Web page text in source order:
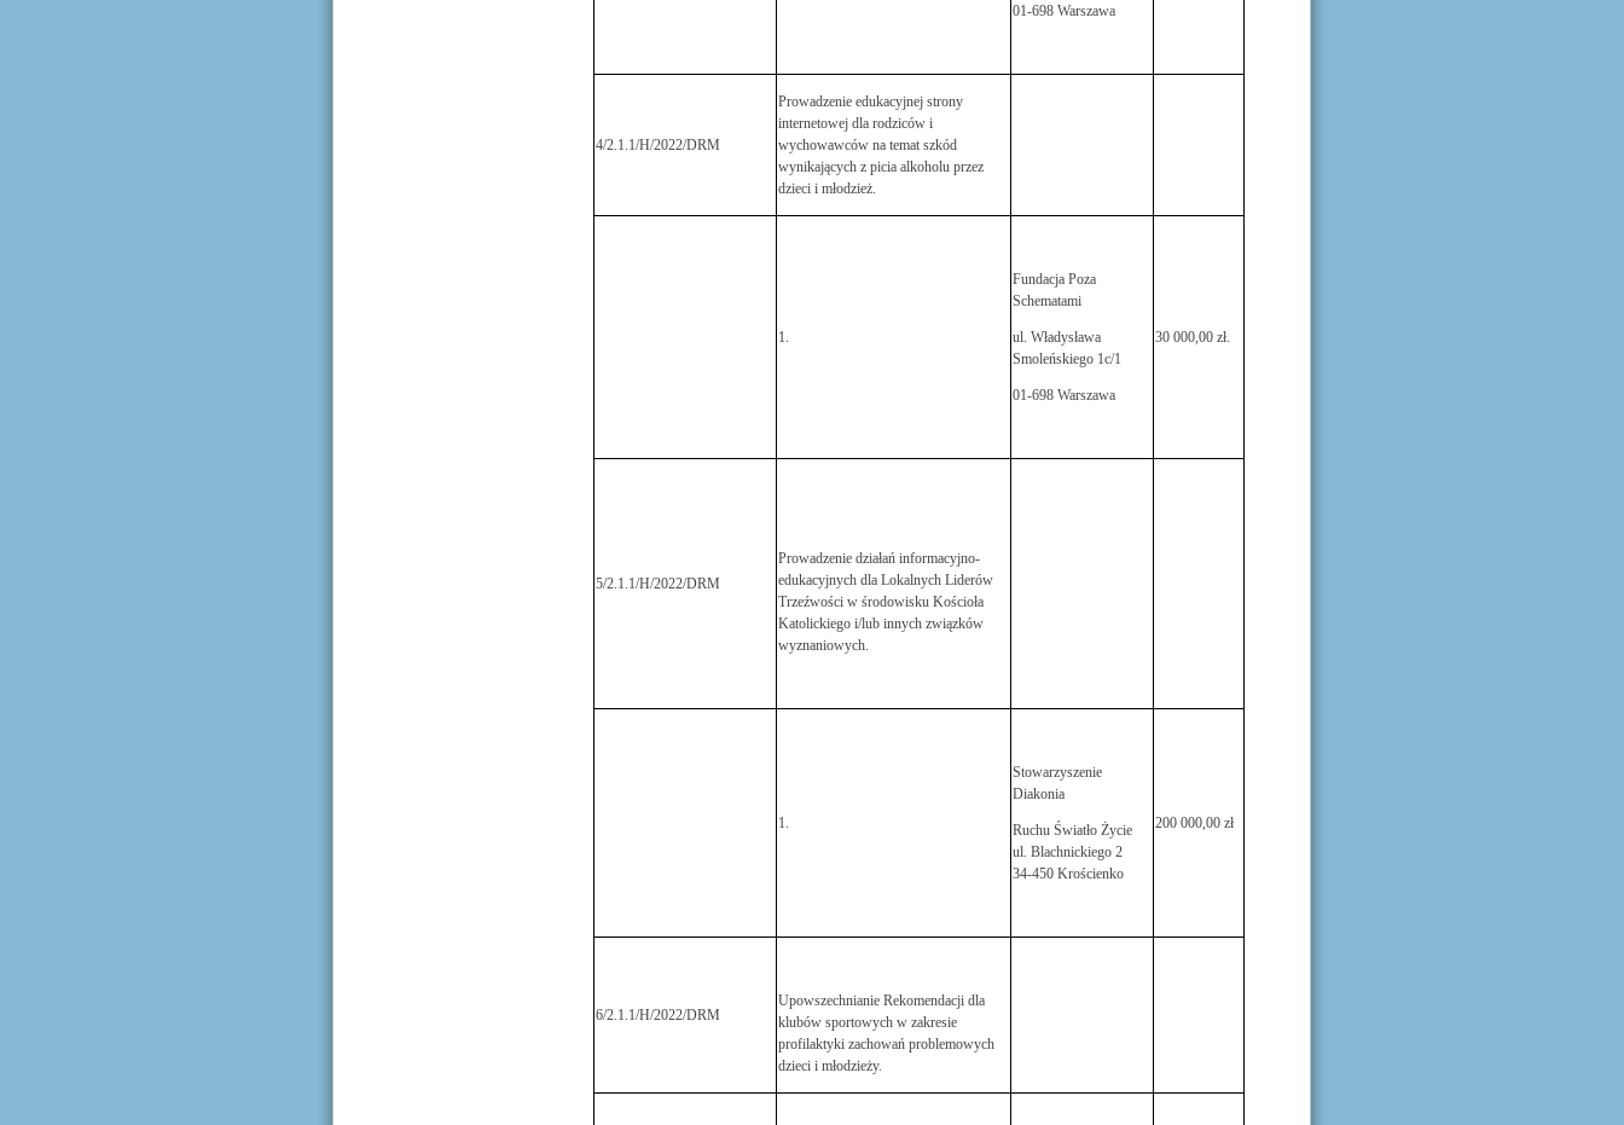
01-698 Warszawa
4/2.1.1/H/2022/DRM
Prowadzenie edukacyjnej strony
internetowej dla rodziców i
wychowawców na temat szkód
wynikających z picia alkoholu przez
dzieci i młodzież.
1.
Fundacja Poza
Schematami
ul. Władysława
Smoleńskiego 1c/1
01-698 Warszawa
30 000,00 zł.
5/2.1.1/H/2022/DRM
Prowadzenie działań informacyjno-
edukacyjnych dla Lokalnych Liderów
Trzeźwości w środowisku Kościoła
Katolickiego i/lub innych związków
wyznaniowych.
1.
Stowarzyszenie
Diakonia
Ruchu Światło Życie
ul. Blachnickiego 2
34-450 Krościenko
200 000,00 zł
6/2.1.1/H/2022/DRM
Upowszechnianie Rekomendacji dla
klubów sportowych w zakresie
profilaktyki zachowań problemowych
dzieci i młodzieży.